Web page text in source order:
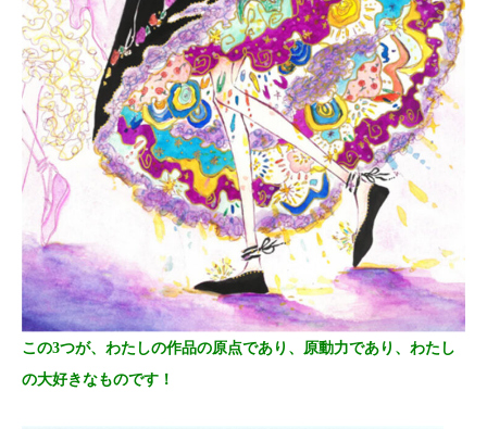
この3つが、わたしの作品の原点であり、原動力であり、わたし
の大好きなものです！